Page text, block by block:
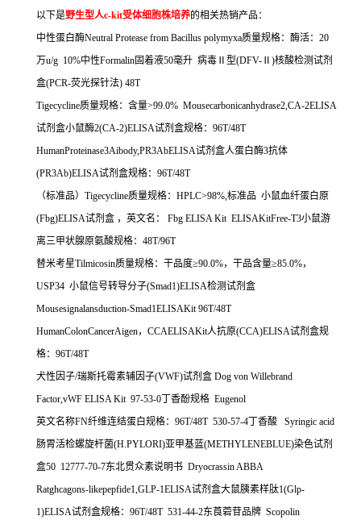
以下是野生型人c-kit受体细胞株培养的相关热销产品：
中性蛋白酶Neutral Protease from Bacillus polymyxa质量规格：酶活： 20
万u/g 10%中性Formalin固着液50毫升 病毒Ⅱ型(DFV- Ⅱ )核酸检测试剂
盒(PCR-荧光探针法) 48T
Tigecycline质量规格：含量>99.0% Mousecarbonicanhydrase2,CA-2ELISA
试剂盒小鼠酶2(CA-2)ELISA试剂盒规格： 96T/48T
HumanProteinase3Aibody,PR3AbELISA试剂盒人蛋白酶3抗体
(PR3Ab)ELISA试剂盒规格： 96T/48T
（标准品） Tigecycline质量规格： HPLC>98%, 标准品 小鼠血纤蛋白原
(Fbg)ELISA试剂盒 ，英文名： Fbg ELISA Kit ELISAKitFree-T3小鼠游
离三甲状腺原氨酸规格： 48T/96T
替米考星Tilmicosin质量规格：干品度≥90.0%，干品含量≥85.0%，
USP34 小鼠信号转导分子(Smad1)ELISA检测试剂盒
Mousesignalansduction-Smad1ELISAKit 96T/48T
HumanColonCancerAigen， CCAELISAKit人抗原(CCA)ELISA试剂盒规
格： 96T/48T
犬性因子/瑞斯托霉素辅因子(VWF)试剂盒 Dog von Willebrand
Factor,vWF ELISA Kit 97-53-0丁香酚规格 Eugenol
英文名称FN纤维连结蛋白规格： 96T/48T 530-57-4丁香酸
Syringic acid
肠胃活检螺旋杆菌(H.PYLORI)亚甲基蓝(METHYLENEBLUE)染色试剂
盒50 12777-70-7东北贯众素说明书 Dryocrassin ABBA
Ratghcagons-likepepfide1,GLP-1ELISA试剂盒大鼠胰素样肽1(Glp-
1)ELISA试剂盒规格： 96T/48T 531-44-2东莨菪苷品牌 Scopolin